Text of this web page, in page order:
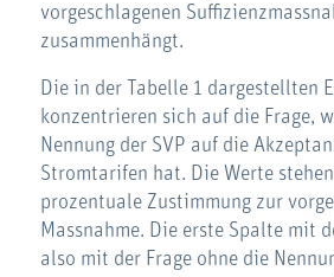
vorgeschlagenen
zusammenhängt.
Die in der Tabelle 1 dargestellten
konzentrieren sich auf die Frage,
Nennung der SVP auf die
Stromtarifen hat. Die Werte
prozentuale Zustimmung zur
Massnahme. Die erste Spalte mit
also mit der Frage ohne die